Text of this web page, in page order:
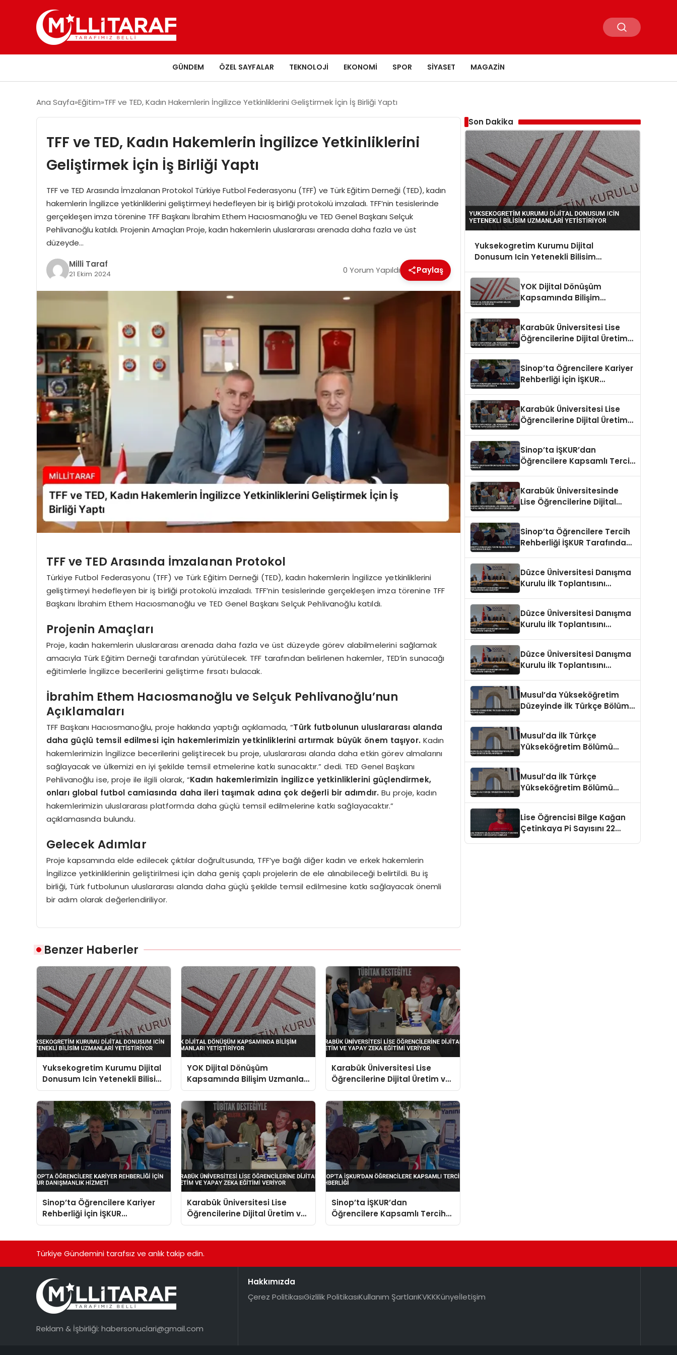
GÜNDEM ÖZEL SAYFALAR TEKNOLOJI EKONOMI SPOR SIYASET MAGAZIN
Ana Sayfa Eğitim TFF ve TED, Kadın Hakemlerin İngilizce Yetkinliklerini Geliştirmek İçin İş Birliği Yaptı
TFF ve TED, Kadın Hakemlerin İngilizce Yetkinliklerini
Geliştirmek İçin İş Birliği Yaptı
TFF ve TED Arasında İmzalanan Protokol Türkiye Futbol Federasyonu (TFF) ve Türk Eğitim Derneği (TED), kadın
hakemlerin İngilizce yetkinliklerini geliştirmeyi hedefleyen bir iş birliği protokolü imzaladı. TFF’nin tesislerinde
gerçekleşen imza törenine TFF Başkanı İbrahim Ethem Hacıosmanoğlu ve TED Genel Başkanı Selçuk
Pehlivanoğlu katıldı. Projenin Amaçları Proje, kadın hakemlerin uluslararası arenada daha fazla ve üst
düzeyde…
Milli Taraf
21 Ekim 2024 0 Yorum Yapıldı Paylaş
TFF ve TED Arasında İmzalanan Protokol
Türkiye Futbol Federasyonu (TFF) ve Türk Eğitim Derneği (TED), kadın hakemlerin İngilizce yetkinliklerini
geliştirmeyi hedefleyen bir iş birliği protokolü imzaladı. TFF’nin tesislerinde gerçekleşen imza törenine TFF
Başkanı İbrahim Ethem Hacıosmanoğlu ve TED Genel Başkanı Selçuk Pehlivanoğlu katıldı.
Projenin Amaçları
Proje, kadın hakemlerin uluslararası arenada daha fazla ve üst düzeyde görev alabilmelerini sağlamak
amacıyla Türk Eğitim Derneği tarafından yürütülecek. TFF tarafından belirlenen hakemler, TED’in sunacağı
eğitimlerle İngilizce becerilerini geliştirme fırsatı bulacak.
İbrahim Ethem Hacıosmanoğlu ve Selçuk Pehlivanoğlu’nun
Açıklamaları
TFF Başkanı Hacıosmanoğlu, proje hakkında yaptığı açıklamada, “Türk futbolunun uluslararası alanda
daha güçlü temsil edilmesi için hakemlerimizin yetkinliklerini artırmak büyük önem taşıyor. Kadın
hakemlerimizin İngilizce becerilerini geliştirecek bu proje, uluslararası alanda daha etkin görev almalarını
sağlayacak ve ülkemizi en iyi şekilde temsil etmelerine katkı sunacaktır.” dedi. TED Genel Başkanı
Pehlivanoğlu ise, proje ile ilgili olarak, “Kadın hakemlerimizin İngilizce yetkinliklerini güçlendirmek,
onları global futbol camiasında daha ileri taşımak adına çok değerli bir adımdır. Bu proje, kadın
hakemlerimizin uluslararası platformda daha güçlü temsil edilmelerine katkı sağlayacaktır.”
açıklamasında bulundu.
Gelecek Adımlar
Proje kapsamında elde edilecek çıktılar doğrultusunda, TFF’ye bağlı diğer kadın ve erkek hakemlerin
İngilizce yetkinliklerinin geliştirilmesi için daha geniş çaplı projelerin de ele alınabileceği belirtildi. Bu iş
birliği, Türk futbolunun uluslararası alanda daha güçlü şekilde temsil edilmesine katkı sağlayacak önemli
bir adım olarak değerlendiriliyor.
Benzer Haberler
Yuksekogretim Kurumu Dijital
Donusum Icin Yetenekli Bilisim
Uzmanlari Yetistiriyor
YOK Dijital Dönüşüm
Kapsamında Bilişim Uzmanları
Yetiştiriyor
Karabük Üniversitesi Lise
Öğrencilerine Dijital Üretim ve
Yapay Zeka Eğitimi Veriyor
Sinop’ta Öğrencilere Kariyer
Rehberliği İçin İŞKUR
Danışmanlık Hizmeti
Karabük Üniversitesi Lise
Öğrencilerine Dijital Üretim ve
Yapay Zeka Eğitimi Veriyor
Sinop’ta İŞKUR’dan
Öğrencilere Kapsamlı Tercih
Rehberliği
Son Dakika
Yuksekogretim Kurumu Dijital
Donusum Icin Yetenekli Bilisim
YOK Dijital Dönüşüm
Kapsamında Bilişim
Karabük Üniversitesi Lise
Öğrencilerine Dijital Üretim
Sinop’ta Öğrencilere Kariyer
Rehberliği İçin İŞKUR
Karabük Üniversitesi Lise
Öğrencilerine Dijital Üretim
Sinop’ta İŞKUR’dan
Öğrencilere Kapsamlı Tercih
Karabük Üniversitesinde
Lise Öğrencilerine Dijital
Sinop’ta Öğrencilere Tercih
Rehberliği İŞKUR Tarafından
Düzce Üniversitesi Danışma
Kurulu İlk Toplantısını
Düzce Üniversitesi Danışma
Kurulu İlk Toplantısını
Düzce Üniversitesi Danışma
Kurulu İlk Toplantısını
Musul’da Yükseköğretim
Düzeyinde İlk Türkçe Bölümü
Musul’da İlk Türkçe
Yükseköğretim Bölümü
Musul’da İlk Türkçe
Yükseköğretim Bölümü
Lise Öğrencisi Bilge Kağan
Çetinkaya Pi Sayısını 22
Türkiye Gündemini tarafsız ve anlık takip edin.
Reklam & İşbirliği: habersonuclari@gmail.com
Hakkımızda
Çerez PolitikasıGizlilik PolitikasıKullanım ŞartlarıKVKKKünyeİletişim